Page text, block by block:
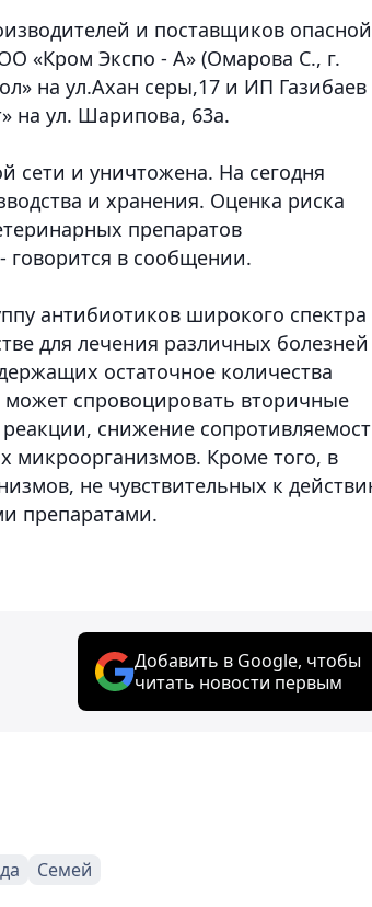
и поставщиков опасной
«Кром Экспо - А» (Омарова С., г.
на ул.Ахан серы,17 и ИП
на ул. Шарипова, 63а.
сети и уничтожена. На сегодня
и хранения. Оценка риска
препаратов
говорится в сообщении.
антибиотиков широкого спектра
для лечения различных болезней
остаточное количества
спровоцировать вторичные
снижение
микроорганизмов. Кроме того, в
не чувствительных к
препаратами.
Добавить в Google, чтобы
читать новости первым
Семей